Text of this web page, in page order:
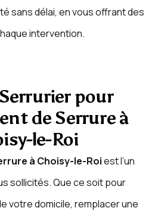
sans délai, en vous offrant des
intervention.
pour
de Serrure à
le-Roi
à Choisy-le-Roiest l’un
sollicités. Que ce soit pour
votre domicile, remplacer une